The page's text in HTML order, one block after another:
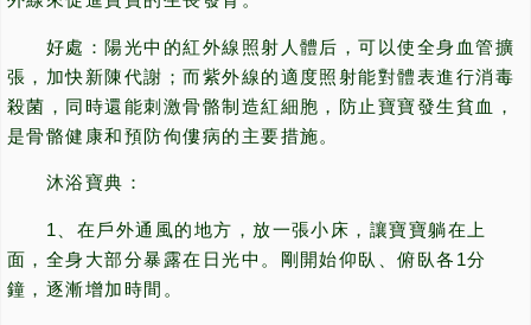
好處：陽光中的紅外線照射人體后，可以使全身血管擴
張，加快新陳代謝；而紫外線的適度照射能對體表進行消毒
殺菌，同時還能刺激骨骼制造紅細胞，防止寶寶發生貧血，
是骨骼健康和預防佝僂病的主要措施。
沐浴寶典：
1、在戶外通風的地方，放一張小床，讓寶寶躺在上
面，全身大部分暴露在日光中。剛開始仰臥、俯臥各1分
鐘，逐漸增加時間。